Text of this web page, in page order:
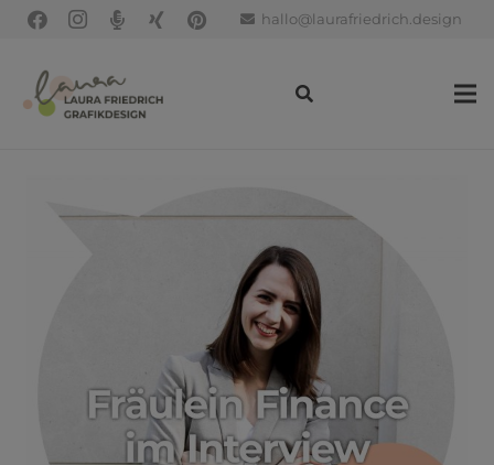
hallo@laurafriedrich.design